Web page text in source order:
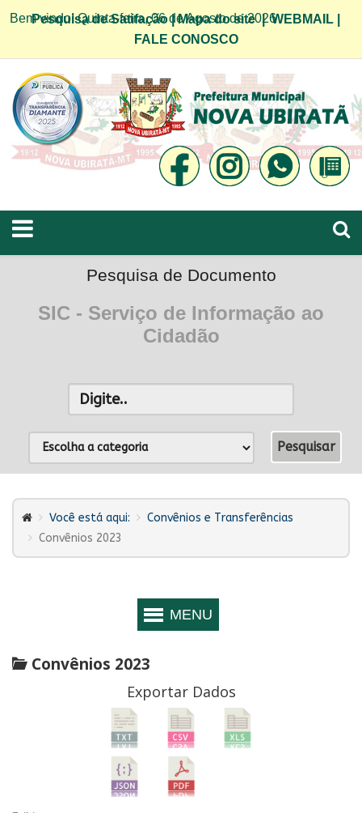
Bem vindo! Quinta-feira, 06 de Agosto de 2026
Pesquisa de Satifação|Mapa do site|WEBMAIL
FALE CONOSCO
Pesquisa de Documento
SIC - Serviço de Informação ao
Cidadão
Você está aqui:
Convênios e Transferências
Convênios 2023
Convênios 2023
Exportar Dados